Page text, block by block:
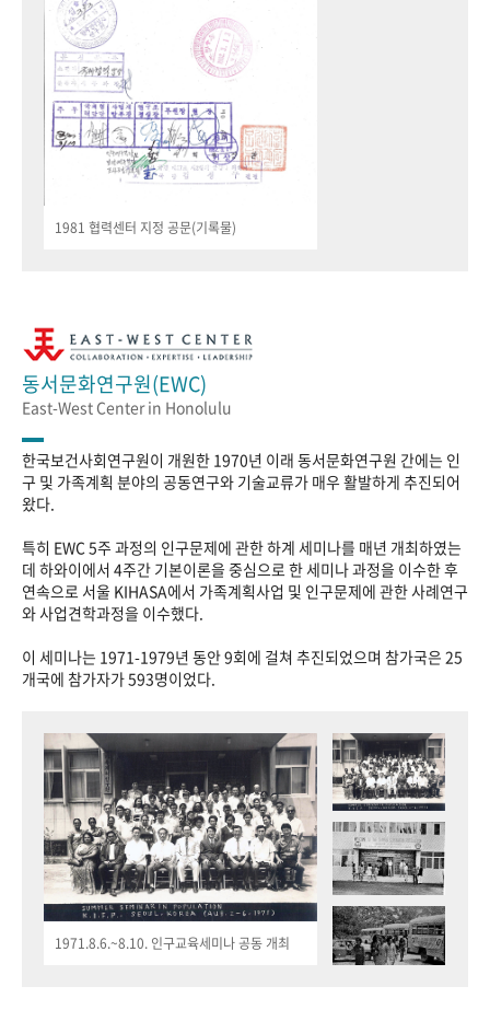
1981 협력센터 지정 공문(기록물)
동서문화연구원(EWC)
East-West Center in Honolulu
한국보건사회연구원이 개원한 1970년 이래 동서문화연구원 간에는 인
구 및 가족계획 분야의 공동연구와 기술교류가 매우 활발하게 추진되어
왔다.
특히 EWC 5주 과정의 인구문제에 관한 하계 세미나를 매년 개최하였는
데 하와이에서 4주간 기본이론을 중심으로 한 세미나 과정을 이수한 후
연속으로 서울 KIHASA에서 가족계획사업 및 인구문제에 관한 사례연구
와 사업견학과정을 이수했다.
이 세미나는 1971-1979년 동안 9회에 걸쳐 추진되었으며 참가국은 25
개국에 참가자가 593명이었다.
1971.8.6.~8.10. 인구교육세미나 공동 개최